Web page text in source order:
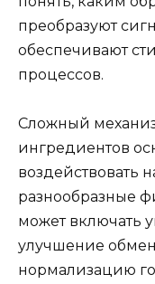
преобразуют
обеспечивают
процессов.
Сложный
ингредиентов
воздействовать
разнообразные
может включать
улучшение
нормализацию